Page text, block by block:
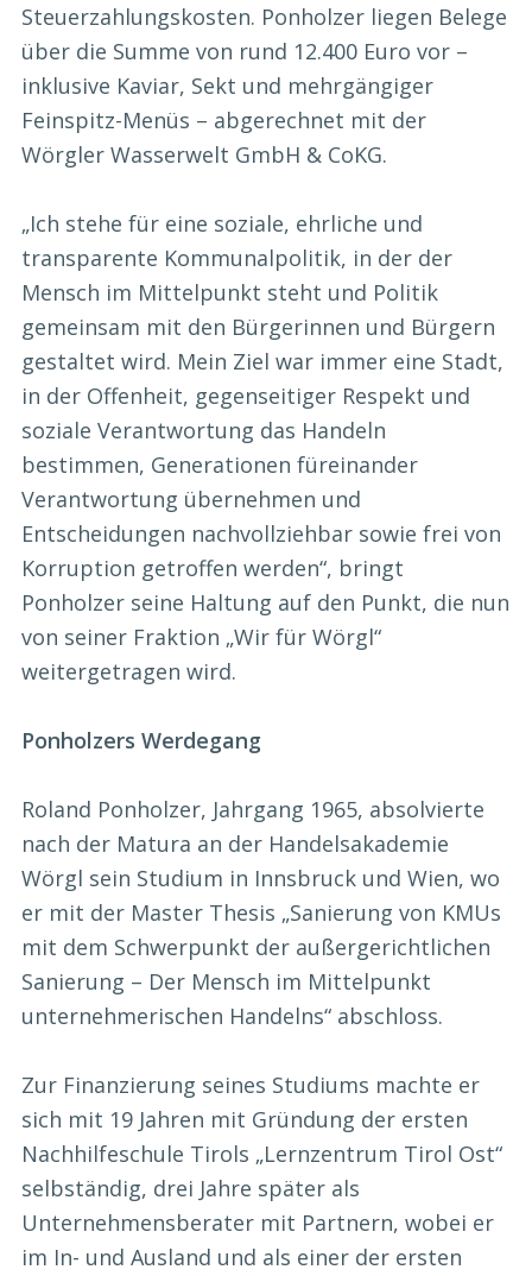
Steuerzahlungskosten. Ponholzer liegen Belege
über die Summe von rund 12.400 Euro vor –
inklusive Kaviar, Sekt und mehrgängiger
Feinspitz-Menüs – abgerechnet mit der
Wörgler Wasserwelt GmbH & CoKG.
„Ich stehe für eine soziale, ehrliche und
transparente Kommunalpolitik, in der der
Mensch im Mittelpunkt steht und Politik
gemeinsam mit den Bürgerinnen und Bürgern
gestaltet wird. Mein Ziel war immer eine Stadt,
in der Offenheit, gegenseitiger Respekt und
soziale Verantwortung das Handeln
bestimmen, Generationen füreinander
Verantwortung übernehmen und
Entscheidungen nachvollziehbar sowie frei von
Korruption getroffen werden“, bringt
Ponholzer seine Haltung auf den Punkt, die nun
von seiner Fraktion „Wir für Wörgl“
weitergetragen wird.
Ponholzers Werdegang
Roland Ponholzer, Jahrgang 1965, absolvierte
nach der Matura an der Handelsakademie
Wörgl sein Studium in Innsbruck und Wien, wo
er mit der Master Thesis „Sanierung von KMUs
mit dem Schwerpunkt der außergerichtlichen
Sanierung – Der Mensch im Mittelpunkt
unternehmerischen Handelns“ abschloss.
Zur Finanzierung seines Studiums machte er
sich mit 19 Jahren mit Gründung der ersten
Nachhilfeschule Tirols „Lernzentrum Tirol Ost“
selbständig, drei Jahre später als
Unternehmensberater mit Partnern, wobei er
im In- und Ausland und als einer der ersten